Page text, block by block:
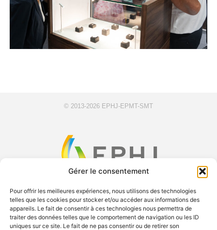
Gérer le consentement
Pour offrir les meilleures expériences, nous utilisons des technologies
telles que les cookies pour stocker et/ou accéder aux informations des
appareils. Le fait de consentir à ces technologies nous permettra de
traiter des données telles que le comportement de navigation ou les ID
uniques sur ce site. Le fait de ne pas consentir ou de retirer son
© 2013-2026 EPHJ-EPMT-SMT
F
a
X
-
Y
o
L
i